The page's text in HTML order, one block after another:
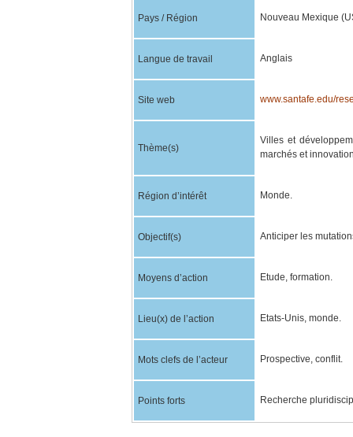
Pays / Région Nouveau Mexique
Langue de travail Anglais
Site web www.santafe.edu/
Thème(s)
Villes et
marchés et
Région d’intérêt Monde.
Objectif(s) Anticiper les
Moyens d’action Etude, formation.
Lieu(x) de l’action Etats-Unis, monde.
Mots clefs de l’acteur Prospective, conflit.
Points forts Recherche